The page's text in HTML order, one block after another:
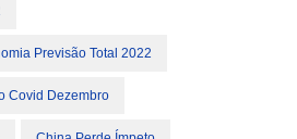
Previsão Total 2022
Covid Dezembro